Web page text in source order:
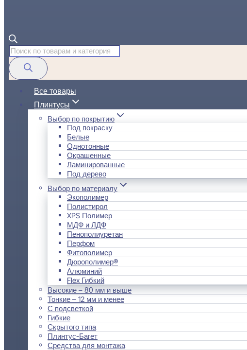
Поиск
товаров
Все товары
Плинтусы
Выбор по покрытию
Под покраску
Белые
Однотонные
Окрашенные
Ламинированные
Под дерево
Выбор по материалу
Экополимер
Полистирол
XPS Полимер
МДФ и ЛДФ
Пенополиуретан
Перфом
Фитополимер
Дюрополимер®
Алюминий
Flex Гибкий
Высокие – 80 мм и выше
Тонкие – 12 мм и менее
С подсветкой
Гибкие
Скрытого типа
Плинтус-Багет
Средства для монтажа